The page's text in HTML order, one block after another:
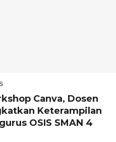
Canva, Dosen
Keterampilan
OSIS SMAN 4